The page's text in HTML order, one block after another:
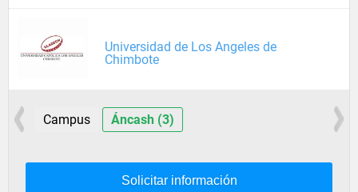
Universidad de Los Angeles de
Chimbote
Campus Áncash (3)
Solicitar información